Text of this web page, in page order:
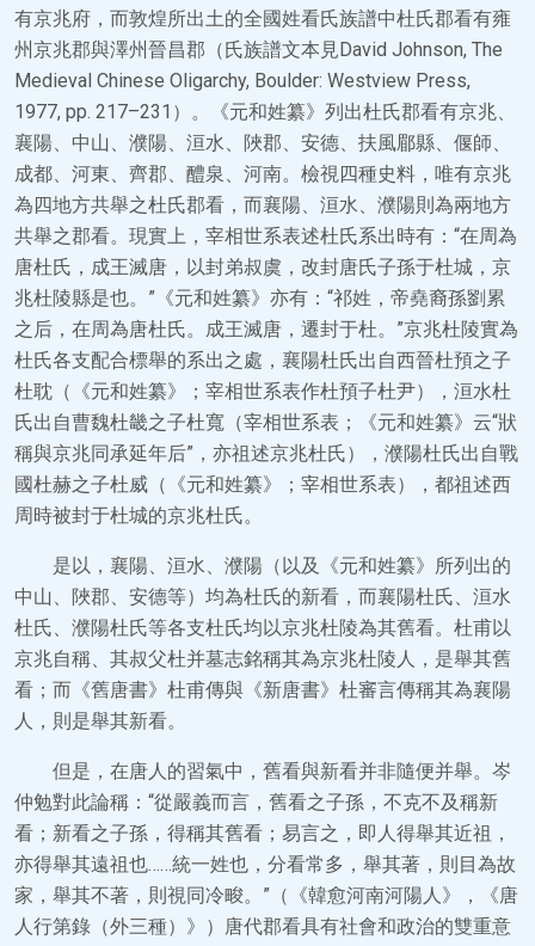
有京兆府，而敦煌所出土的全國姓看氏族譜中杜氏郡看有雍
州京兆郡與澤州晉昌郡（氏族譜文本見David Johnson, The
Medieval Chinese Oligarchy, Boulder: Westview Press,
1977, pp. 217–231）。《元和姓纂》列出杜氏郡看有京兆、
襄陽、中山、濮陽、洹水、陜郡、安德、扶風郿縣、偃師、
成都、河東、齊郡、醴泉、河南。檢視四種史料，唯有京兆
為四地方共舉之杜氏郡看，而襄陽、洹水、濮陽則為兩地方
共舉之郡看。現實上，宰相世系表述杜氏系出時有：“在周為
唐杜氏，成王滅唐，以封弟叔虞，改封唐氏子孫于杜城，京
兆杜陵縣是也。”《元和姓纂》亦有：“祁姓，帝堯裔孫劉累
之后，在周為唐杜氏。成王滅唐，遷封于杜。”京兆杜陵實為
杜氏各支配合標舉的系出之處，襄陽杜氏出自西晉杜預之子
杜耽（《元和姓纂》；宰相世系表作杜預子杜尹），洹水杜
氏出自曹魏杜畿之子杜寬（宰相世系表；《元和姓纂》云“狀
稱與京兆同承延年后”，亦祖述京兆杜氏），濮陽杜氏出自戰
國杜赫之子杜威（《元和姓纂》；宰相世系表），都祖述西
周時被封于杜城的京兆杜氏。
是以，襄陽、洹水、濮陽（以及《元和姓纂》所列出的
中山、陜郡、安德等）均為杜氏的新看，而襄陽杜氏、洹水
杜氏、濮陽杜氏等各支杜氏均以京兆杜陵為其舊看。杜甫以
京兆自稱、其叔父杜并墓志銘稱其為京兆杜陵人，是舉其舊
看；而《舊唐書》杜甫傳與《新唐書》杜審言傳稱其為襄陽
人，則是舉其新看。
但是，在唐人的習氣中，舊看與新看并非隨便并舉。岑
仲勉對此論稱：“從嚴義而言，舊看之子孫，不克不及稱新
看；新看之子孫，得稱其舊看；易言之，即人得舉其近祖，
亦得舉其遠祖也……統一姓也，分看常多，舉其著，則目為故
家，舉其不著，則視同冷畯。”（《韓愈河南河陽人》，《唐
人行第錄（外三種）》）唐代郡看具有社會和政治的雙重意